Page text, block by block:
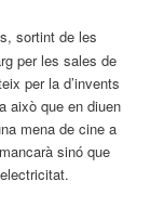
sortint de les
per les sales de
per la d’invents
això que en diuen
mena de cine a
sinó que